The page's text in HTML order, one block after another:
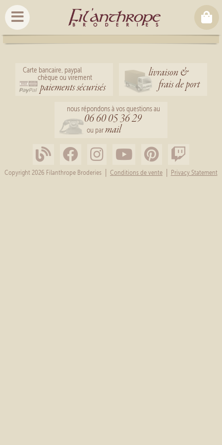
Carte bancaire, paypal
chèque ou virement
paiements sécurisés
livraison &
frais de port
nous répondons à vos questions au
06 60 05 36 29
ou parmail
Copyright 2026 Filanthrope Broderies Conditions de vente Privacy Statement